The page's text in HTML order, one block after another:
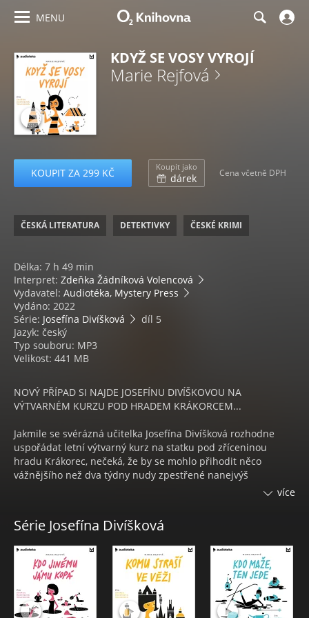
MENU
KDYŽ SE VOSY VYROJÍ
Marie Rejfová
KOUPIT ZA 299 KČ Koupit jako
dárek Cena včetně DPH
ČESKÁ LITERATURA DETEKTIVKY ČESKÉ KRIMI
Délka: 7 h 49 min
Interpret: Zdeňka Žádníková Volencová
Vydavatel: Audiotéka, Mystery Press
Vydáno: 2022
Série: Josefína Divíšková
díl 5
Jazyk: český
Typ souboru: MP3
Velikost: 441 MB
NOVÝ PŘÍPAD SI NAJDE JOSEFÍNU DIVÍŠKOVOU NA
VÝTVARNÉM KURZU POD HRADEM KRÁKORCEM...
Jakmile se svérázná učitelka Josefína Divíšková rozhodne
uspořádat letní výtvarný kurz na statku pod zříceninou
hradu Krákorec, nečeká, že by se mohlo přihodit něco
vážnějšího než dva týdny nudy zpestřené nanejvýš
hašteřením důchodců bez jakéhokoli talentu. Když je však
Kdo je vrahem? Někdo z obyvatel statku, zejména pak
alkoholu a metalu holdující majitelův syn Pavel? Nebo snad
některý z účastníků kurzu? A co Jezevec Kid – podivínský
tramp, který se po letech vrací do brodských lesů?
Vrásky na čele Josefíně způsobí i parta brigádníků na
více
Série Josefína Divíšková